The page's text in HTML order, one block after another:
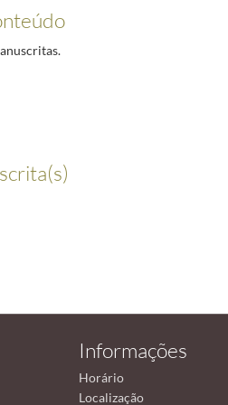
Informações
Horário
Localização